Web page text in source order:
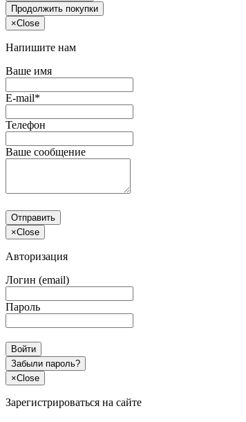
Продолжить покупки
×Close
Напишите нам
Ваше имя
E-mail*
Телефон
Ваше сообщение
Отправить
×Close
Авторизация
Логин (email)
Пароль
Войти
Забыли пароль?
×Close
Зарегистрироваться на сайте